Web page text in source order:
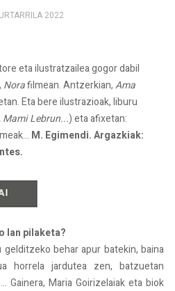
2022
eta ilustratzailea gogor dabil
Norafilmean. Antzerkian,Ama
Eta bere ilustrazioak, liburu
Lebrun...) eta afixetan:
M. Egimendi. Argazkiak:
lan pilaketa?
gelditzeko behar apur batekin, baina
horrela jardutea zen, batzuetan
Gainera, Maria Goirizelaiak eta biok